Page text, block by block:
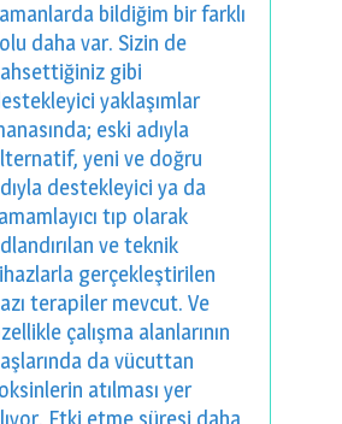
bildiğim bir farklı
daha var. Sizin de
gibi
yaklaşımlar
eski adıyla
yeni ve doğru
destekleyici ya da
tıp olarak
ve teknik
gerçekleştirilen
terapiler mevcut. Ve
çalışma alanlarının
da vücuttan
atılması yer
Etki etme süresi daha